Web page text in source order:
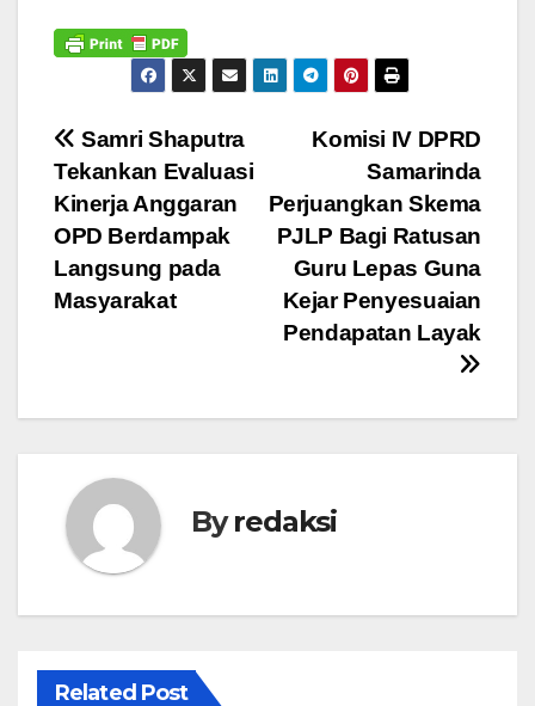
Navigasi
pos
Komisi IV DPRD
Samarinda
Perjuangkan Skema
PJLP Bagi Ratusan
Guru Lepas Guna
Kejar Penyesuaian
Pendapatan Layak
Samri Shaputra
Tekankan Evaluasi
Kinerja Anggaran
OPD Berdampak
Langsung pada
Masyarakat
Byredaksi
Related Post